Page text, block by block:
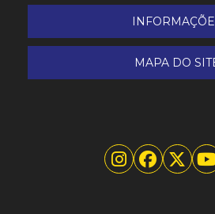
Projetora de Chapisco e
Retroescavadeira John Deere
Riscadeira de Piso 125
MAPA DO